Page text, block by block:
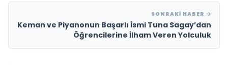
SONRAKI HABER
Keman ve Piyanonun Başarlı İsmi Tuna Sagay’dan
Öğrencilerine İlham Veren Yolculuk